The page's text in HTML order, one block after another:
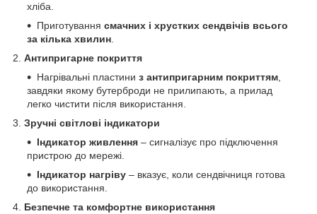
хліба.
Приготування смачних і хрустких сендвічів всього
за кілька хвилин
2. Антипригарне покриття
Нагрівальні пластини з антипригарним покриттям
завдяки якому бутерброди не прилипають, а прилад
легко чистити після використання.
3. Зручні світлові індикатори
Індикатор живлення – сигналізує про підключення
пристрою до мережі.
Індикатор нагріву – вказує, коли сендвічниця готова
до використання.
4. Безпечне та комфортне використання